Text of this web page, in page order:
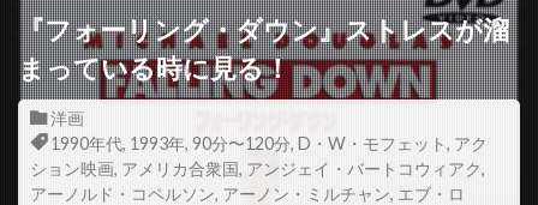
ジョナサン・フォー・ブッシュ
ジョナサン・モリス
ジョナサン・レドモンド
ジョニー・ストロング
ジョニー・デップ
ジョニー・ホプキンス
ジョバンニ・リビシ
ジョベス・ウィリアムズ
ジョリー・ワイツ
『フォーリング・ダウン』ストレスが溜
まっている時に見る！
洋画
1990年代, 1993年, 90分〜120分, D・W・モフェット, アク
ション映画, アメリカ合衆国, アンジェイ・バートコウィアク,
アーノルド・コペルソン, アーノン・ミルチャン, エブ・ロ